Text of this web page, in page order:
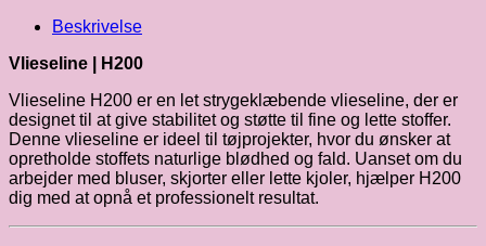
Beskrivelse
Vlieseline | H200
Vlieseline H200 er en let strygeklæbende vlieseline, der er
designet til at give stabilitet og støtte til fine og lette stoffer.
Denne vlieseline er ideel til tøjprojekter, hvor du ønsker at
opretholde stoffets naturlige blødhed og fald. Uanset om du
arbejder med bluser, skjorter eller lette kjoler, hjælper H200
dig med at opnå et professionelt resultat.